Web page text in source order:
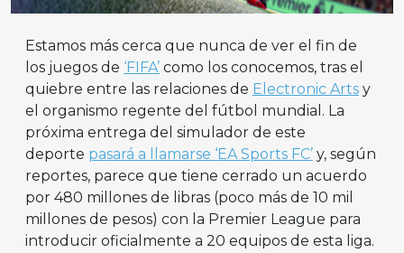
Estamos más cerca que nunca de ver el fin de
los juegos de ‘FIFA’ como los conocemos, tras el
quiebre entre las relaciones de Electronic Arts y
el organismo regente del fútbol mundial. La
próxima entrega del simulador de este
deporte pasará a llamarse ‘EA Sports FC’ y, según
reportes, parece que tiene cerrado un acuerdo
por 480 millones de libras (poco más de 10 mil
millones de pesos) con la Premier League para
introducir oficialmente a 20 equipos de esta liga.